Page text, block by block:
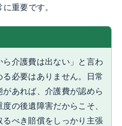
重要です。
ら介護費は出ない」と言わ
必要はありません。日常
あれば、介護費が認めら
の後遺障害だからこそ、
べき賠償をしっかり主張